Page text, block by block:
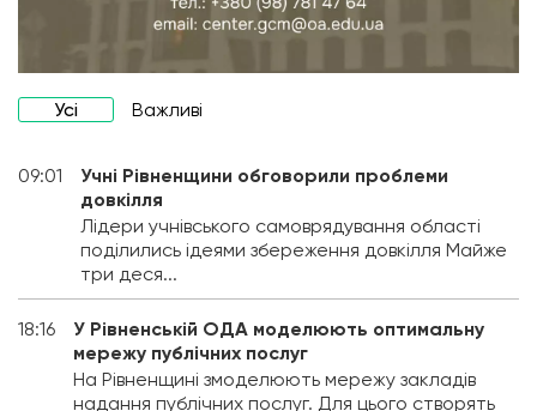
Усі Важливі
09:01
Учні Рівненщини обговорили проблеми
довкілля
Лідери учнівського самоврядування області
поділились ідеями збереження довкілля Майже
три деся...
18:16
У Рівненській ОДА моделюють оптимальну
мережу публічних послуг
На Рівненщині змоделюють мережу закладів
надання публічних послуг. Для цього створять